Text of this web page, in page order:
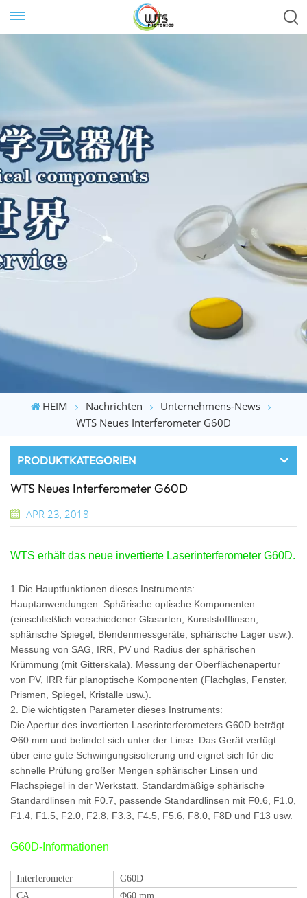
HEIM Nachrichten
Unternehmens-News
WTS Neues Interferometer G60D
PRODUKTKATEGORIEN
WTS Neues Interferometer G60D
APR 23, 2018
WTS erhält das neue invertierte Laserinterferometer G60D.
1.Die Hauptfunktionen dieses Instruments:
Hauptanwendungen: Sphärische optische Komponenten
(einschließlich verschiedener Glasarten, Kunststofflinsen,
sphärische Spiegel, Blendenmessgeräte, sphärische Lager usw.).
Messung von SAG, IRR, PV und Radius der sphärischen
Krümmung (mit Gitterskala). Messung der Oberflächenapertur
von PV, IRR für planoptische Komponenten (Flachglas, Fenster,
Prismen, Spiegel, Kristalle usw.).
2. Die wichtigsten Parameter dieses Instruments:
Die Apertur des invertierten Laserinterferometers G60D beträgt
Φ60 mm und befindet sich unter der Linse. Das Gerät verfügt
über eine gute Schwingungsisolierung und eignet sich für die
schnelle Prüfung großer Mengen sphärischer Linsen und
Flachspiegel in der Werkstatt. Standardmäßige sphärische
Standardlinsen mit F0.7, passende Standardlinsen mit F0.6, F1.0,
F1.4, F1.5, F2.0, F2.8, F3.3, F4.5, F5.6, F8.0, F8D und F13 usw.
G60D-Informationen
Interferometer
G60D
CA
Φ60 mm